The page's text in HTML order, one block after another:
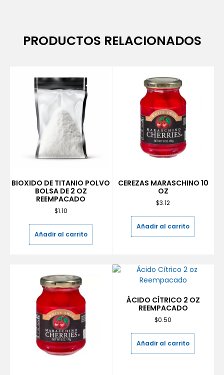
PRODUCTOS RELACIONADOS
BIOXIDO DE TITANIO POLVO
BOLSA DE 2 OZ
REEMPACADO
$1.10
Añadir al carrito
CEREZAS MARASCHINO 10
OZ
$3.12
Añadir al carrito
ÁCIDO CÍTRICO 2 OZ
REEMPACADO
$0.50
Añadir al carrito